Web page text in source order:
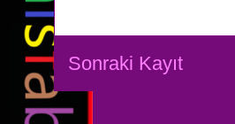
Sonraki Kayıt